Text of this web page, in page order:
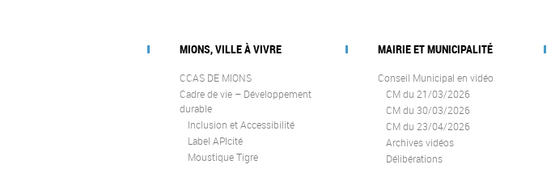
MIONS, VILLE À VIVRE
CCAS DE MIONS
Cadre de vie – Développement
durable
Inclusion et Accessibilité
Label APIcité
Moustique Tigre
MAIRIE ET MUNICIPALITÉ
Conseil Municipal en vidéo
CM du 21/03/2026
CM du 30/03/2026
CM du 23/04/2026
Archives vidéos
Délibérations